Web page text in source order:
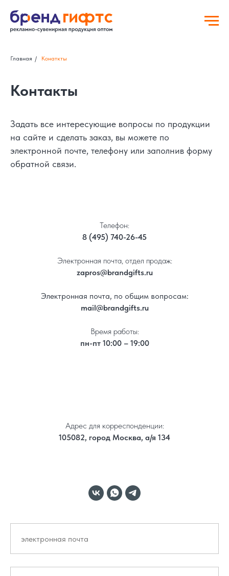
Главная / Конаткты
Контакты
Задать все интересующие вопросы по продукции
на сайте и сделать заказ, вы можете по
электронной почте, телефону или заполнив форму
обратной связи.
Телефон:
8 (495) 740-26-45
Электронная почта, отдел продаж:
zapros@brandgifts.ru
Электронная почта, по общим вопросам:
mail@brandgifts.ru
Время работы:
пн-пт 10:00 – 19:00
Адрес для корреспонденции:
105082, город Москва, а/я 134